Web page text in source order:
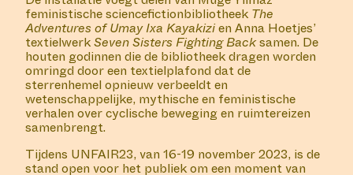
feministische sciencefictionbibliotheek The
Adventures of Umay Ixa Kayakizien Anna Hoetjes’
textielwerkSeven Sisters Fighting Backsamen. De
houten godinnen die de bibliotheek dragen worden
omringd door een textielplafond dat de
sterrenhemel opnieuw verbeeldt en
wetenschappelijke, mythische en feministische
verhalen over cyclische beweging en ruimtereizen
samenbrengt.
Tijdens UNFAIR23, van 16-19 november 2023, is de
stand open voor het publiek om een moment van